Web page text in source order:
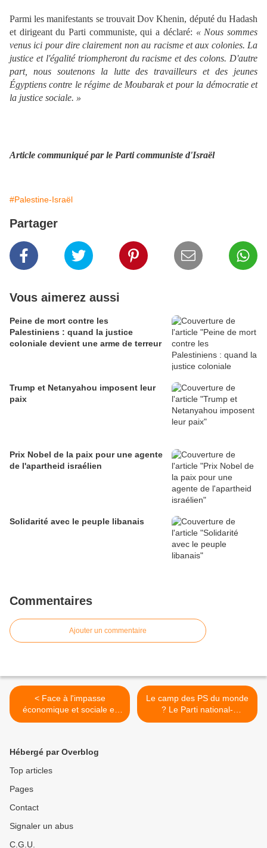
Parmi les manifestants se trouvait Dov Khenin, député du Hadash
et dirigeant du Parti communiste, qui a déclaré: « Nous sommes
venus ici pour dire clairement non au racisme et aux colonies. La
justice et l'égalité triompheront du racisme et des colons. D'autre
part, nous soutenons la lutte des travailleurs et des jeunes
Égyptiens contre le régime de Moubarak et pour la démocratie et
la justice sociale. »
Article communiqué par le Parti communiste d'Israël
#Palestine-Israël
Partager
Vous aimerez aussi
Peine de mort contre les
Palestiniens : quand la justice
coloniale devient une arme de terreur
Trump et Netanyahou imposent leur
paix
Prix Nobel de la paix pour une agente
de l'apartheid israélien
Solidarité avec le peuple libanais
Commentaires
Ajouter un commentaire
< Face à l'impasse
économique et sociale et
aux manœuvres des forces
travailleurs Algériens et le
Le camp des PS du monde
? Le Parti national-
démocrate de Moubarak
Hébergé par Overblog
Top articles
Pages
Contact
Signaler un abus
C.G.U.